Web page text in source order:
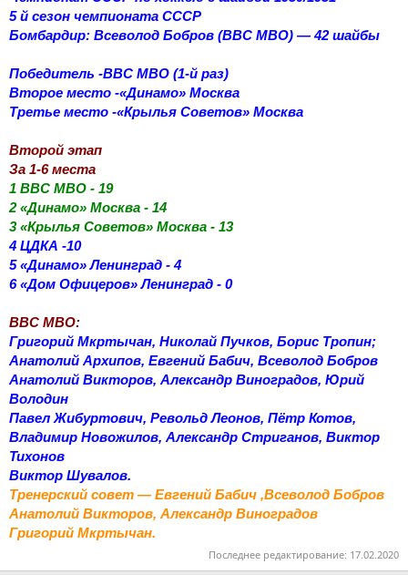
5 й сезон чемпионата СССР
Бомбардир: Всеволод Бобров (ВВС МВО) — 42 шайбы
Победитель -ВВС МВО (1-й раз)
Второе место -«Динамо» Москва
Третье место -«Крылья Советов» Москва
Второй этап
За 1-6 места
1 ВВС МВО - 19
2 «Динамо» Москва - 14
3 «Крылья Советов» Москва - 13
4 ЦДКА -10
5 «Динамо» Ленинград - 4
6 «Дом Офицеров» Ленинград - 0
ВВС МВО:
Григорий Мкртычан, Николай Пучков, Борис Тропин;
Анатолий Архипов, Евгений Бабич, Всеволод Бобров
Анатолий Викторов, Александр Виноградов, Юрий
Володин
Павел Жибуртович, Револьд Леонов, Пётр Котов,
Владимир Новожилов, Александр Стриганов, Виктор
Тихонов
Виктор Шувалов.
Тренерский совет — Евгений Бабич ,Всеволод Бобров
Анатолий Викторов, Александр Виноградов
Григорий Мкртычан.
Последнее редактирование: 17.02.2020